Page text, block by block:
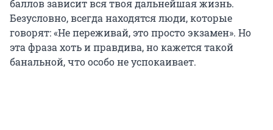
баллов зависит вся твоя дальнейшая жизнь.
Безусловно, всегда находятся люди, которые
говорят: «Не переживай, это просто экзамен». Но
эта фраза хоть и правдива, но кажется такой
банальной, что особо не успокаивает.